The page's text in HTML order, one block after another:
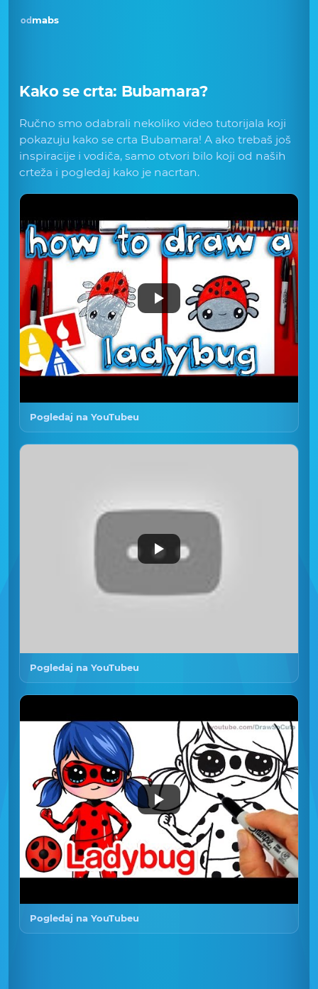
od mabs
Kako se crta: Bubamara?
Ručno smo odabrali nekoliko video tutorijala koji
pokazuju kako se crta Bubamara! A ako trebaš još
inspiracije i vodiča, samo otvori bilo koji od naših
crteža i pogledaj kako je nacrtan.
Pogledaj na YouTubeu
Pogledaj na YouTubeu
Pogledaj na YouTubeu